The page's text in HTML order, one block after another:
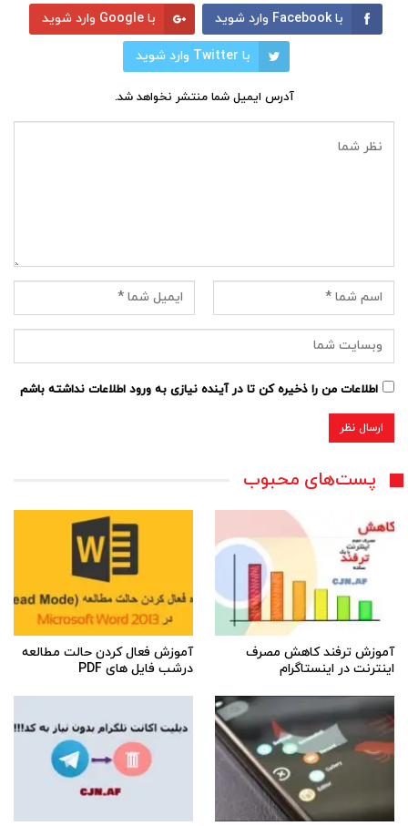
با Facebook وارد شوید با Google وارد شوید
با Twitter وارد شوید
آدرس ایمیل شما منتشر نخواهد شد.
اطلاعات من را ذخیره کن تا در آینده نیازی به ورود اطلاعات نداشته باشم
پست‌های محبوب
آموزش ترفند کاهش مصرف
اینترنت در اینستاگرام
آموزش فعال کردن حالت مطالعه
درشب فایل های PDF